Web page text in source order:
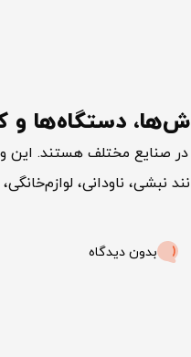
دستگاه‌ها و
در صنایع مختلف هستند.
نبشی، ناودانی،
بدون دیدگاه